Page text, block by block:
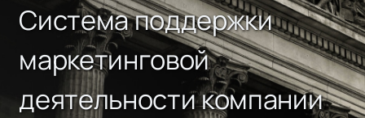
Система поддержки
маркетинговой
деятельности компании